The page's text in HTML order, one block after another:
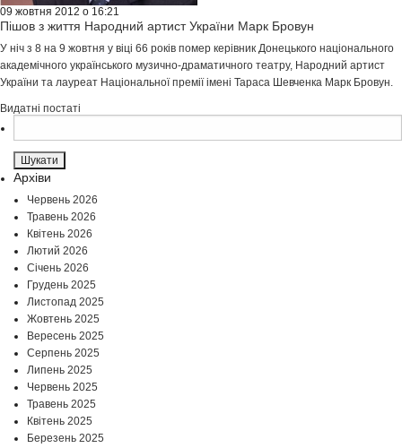
09 жовтня 2012 о 16:21
Пішов з життя Народний артист України Марк Бровун
У ніч з 8 на 9 жовтня у віці 66 років помер керівник Донецького національного
академічного українського музично-драматичного театру, Народний артист
України та лауреат Національної премії імені Тараса Шевченка Марк Бровун.
Видатні постаті
Архіви
Червень 2026
Травень 2026
Квітень 2026
Лютий 2026
Січень 2026
Грудень 2025
Листопад 2025
Жовтень 2025
Вересень 2025
Серпень 2025
Липень 2025
Червень 2025
Травень 2025
Квітень 2025
Березень 2025